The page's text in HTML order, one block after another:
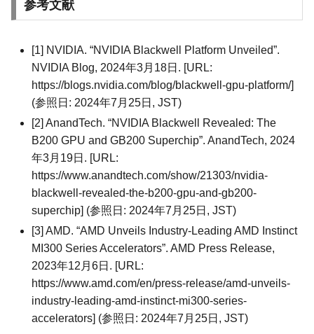
参考文献
[1] NVIDIA. “NVIDIA Blackwell Platform Unveiled”.
NVIDIA Blog, 2024年3月18日. [URL:
https://blogs.nvidia.com/blog/blackwell-gpu-platform/]
(参照日: 2024年7月25日, JST)
[2] AnandTech. “NVIDIA Blackwell Revealed: The
B200 GPU and GB200 Superchip”. AnandTech, 2024
年3月19日. [URL:
https://www.anandtech.com/show/21303/nvidia-
blackwell-revealed-the-b200-gpu-and-gb200-
superchip] (参照日: 2024年7月25日, JST)
[3] AMD. “AMD Unveils Industry-Leading AMD Instinct
MI300 Series Accelerators”. AMD Press Release,
2023年12月6日. [URL:
https://www.amd.com/en/press-release/amd-unveils-
industry-leading-amd-instinct-mi300-series-
accelerators] (参照日: 2024年7月25日, JST)